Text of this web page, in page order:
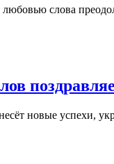
слова
новые успехи,